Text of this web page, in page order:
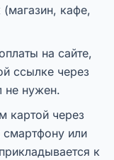
кафе,
на сайте,
ссылке через
не нужен.
картой через
смартфону или
к